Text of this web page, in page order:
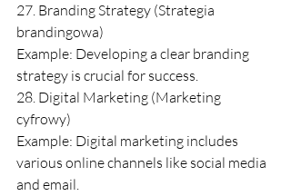
27. Branding Strategy (Strategia
brandingowa)
Example: Developing a clear branding
strategy is crucial for success.
28. Digital Marketing (Marketing
cyfrowy)
Example: Digital marketing includes
various online channels like social media
and email.